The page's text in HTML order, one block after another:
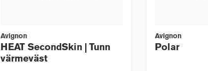
Avignon
HEAT SecondSkin | Tunn
värmeväst
Avignon
Polar